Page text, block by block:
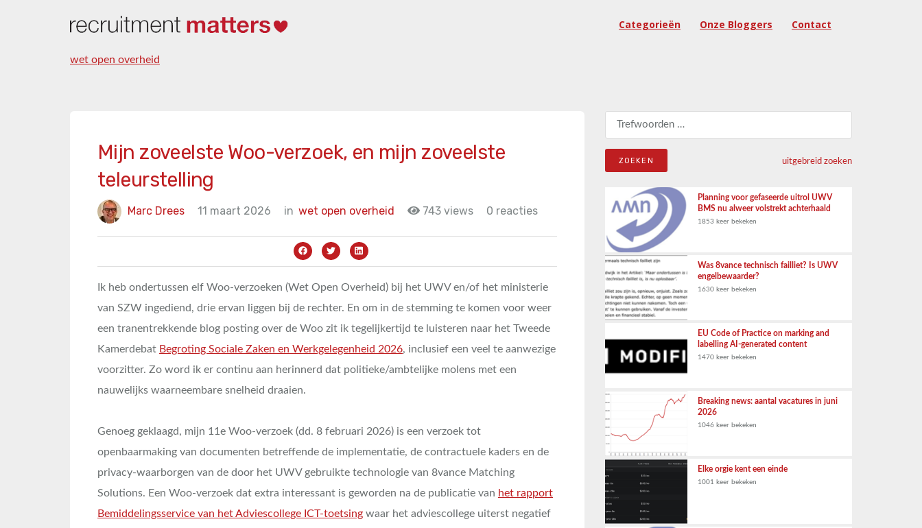
Categorieën Onze Bloggers Contact
wet open overheid
Mijn zoveelste Woo-verzoek, en mijn zoveelste
teleurstelling
Marc Drees 11 maart 2026 in wet open overheid 743 views 0 reacties
Ik heb ondertussen elf Woo-verzoeken (Wet Open Overheid) bij het UWV en/of het ministerie
van SZW ingediend, drie ervan liggen bij de rechter. En om in de stemming te komen voor weer
een tranentrekkende blog posting over de Woo zit ik tegelijkertijd te luisteren naar het Tweede
Kamerdebat Begroting Sociale Zaken en Werkgelegenheid 2026, inclusief een veel te aanwezige
voorzitter. Zo word ik er continu aan herinnerd dat politieke/ambtelijke molens met een
nauwelijks waarneembare snelheid draaien.
Genoeg geklaagd, mijn 11e Woo-verzoek (dd. 8 februari 2026) is een verzoek tot
openbaarmaking van documenten betreffende de implementatie, de contractuele kaders en de
privacy-waarborgen van de door het UWV gebruikte technologie van 8vance Matching
Solutions. Een Woo-verzoek dat extra interessant is geworden na de publicatie van het rapport
Bemiddelingsservice van het Adviescollege ICT-toetsing waar het adviescollege uiterst negatief
Zoeken naar:
uitgebreid zoeken
Planning voor gefaseerde uitrol UWV
BMS nu alweer volstrekt achterhaald
1853 keer bekeken
Was 8vance technisch failliet? Is UWV
engelbewaarder?
1630 keer bekeken
EU Code of Practice on marking and
labelling AI-generated content
1470 keer bekeken
Breaking news: aantal vacatures in juni
2026
1046 keer bekeken
Elke orgie kent een einde
1001 keer bekeken